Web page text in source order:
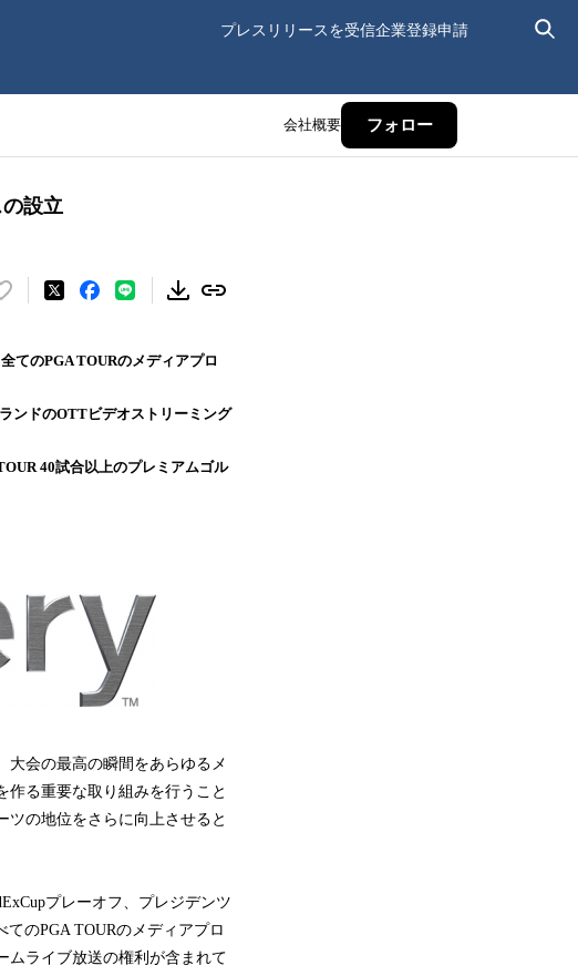
プレスリリースを受信企業登録申請
会社概要 フォロー
設立
い
！
を
み
てのPGA TOURのメディアプロ
ンドのOTTビデオストリーミング
40試合以上のプレミアムゴル
大会の最高の瞬間をあらゆるメ
る重要な取り組みを行うこと
ツの地位をさらに向上させると
プレーオフ、プレジデンツ
のPGA TOURのメディアプロ
ムライブ放送の権利が含まれて